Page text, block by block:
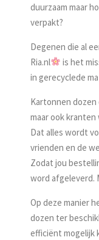
duurzaam maar
verpakt?
Degenen die al
Ria.nl
is het
in gerecyclede
Kartonnen
maar ook kranten
Dat alles wordt
vrienden en de
Zodat jou
word afgeleverd.
Op deze manier
dozen ter
efficiënt mogelijk